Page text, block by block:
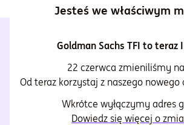
Polecane dla Ciebie
Czytaj więcej
Zweryfikowany przez eksperta
Jesteś we właściwym
Goldman Sachs TFI to teraz
22 czerwca zmieniliśmy
Od teraz korzystaj z naszego nowego
Wkrótce wyłączymy adres
Dowiedz się więcej o